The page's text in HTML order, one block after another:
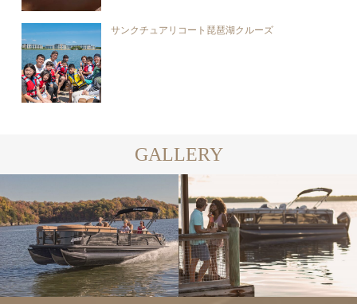
サンクチュアリコート琵琶湖クルーズ
GALLERY